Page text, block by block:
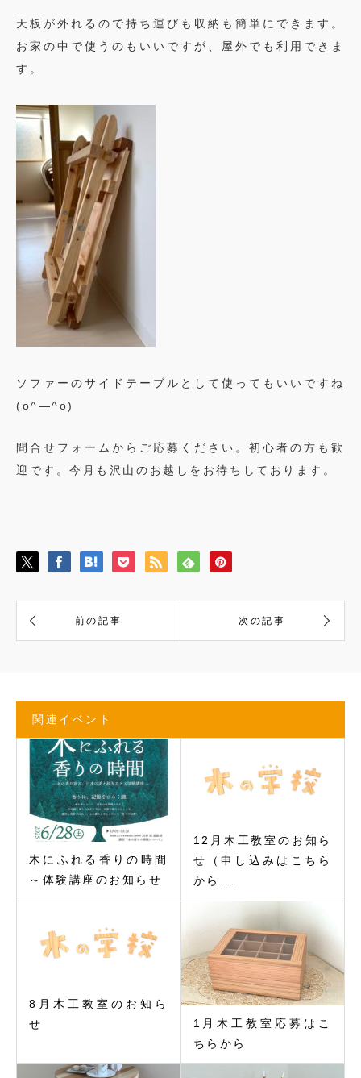
天板が外れるので持ち運びも収納も簡単にできます。
お家の中で使うのもいいですが、屋外でも利用できま
す。
ソファーのサイドテーブルとして使ってもいいですね
(o^―^o)
問合せフォームからご応募ください。初心者の方も歓
迎です。今月も沢山のお越しをお待ちしております。
関連イベント
木にふれる香りの時間
～体験講座のお知らせ
12月木工教室のお知ら
せ（申し込みはこちら
から...
8月木工教室のお知ら
せ
1月木工教室応募はこ
ちらから